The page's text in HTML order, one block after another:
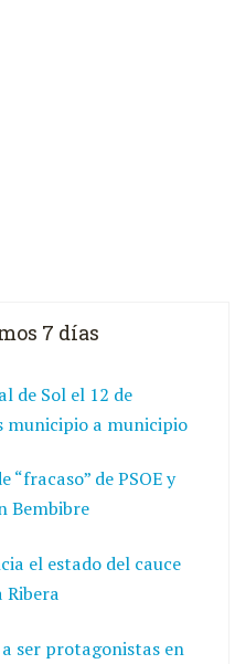
7 días
de Sol el 12 de
municipio a municipio
de PSOE y
Bembibre
el estado del cauce
Ribera
a ser protagonistas en